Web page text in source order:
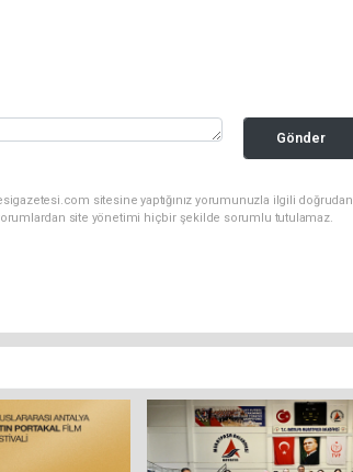
Gönder
sitesine yaptığınız yorumunuzla ilgili doğrudan
site yönetimi hiçbir şekilde sorumlu tutulamaz.